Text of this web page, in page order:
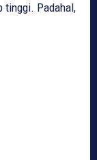
tinggi. Padahal,